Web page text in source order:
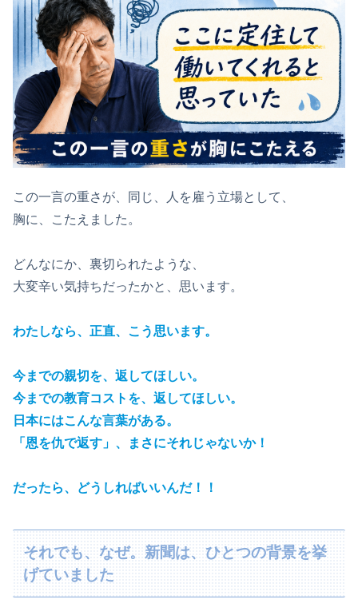
この一言の重さが、同じ、人を雇う立場として、
胸に、こたえました。
どんなにか、裏切られたような、
大変辛い気持ちだったかと、思います。
わたしなら、正直、こう思います。
今までの親切を、返してほしい。
今までの教育コストを、返してほしい。
日本にはこんな言葉がある。
「恩を仇で返す」、まさにそれじゃないか！
だったら、どうしればいいんだ！！
それでも、なぜ。新聞は、ひとつの背景を挙
げていました